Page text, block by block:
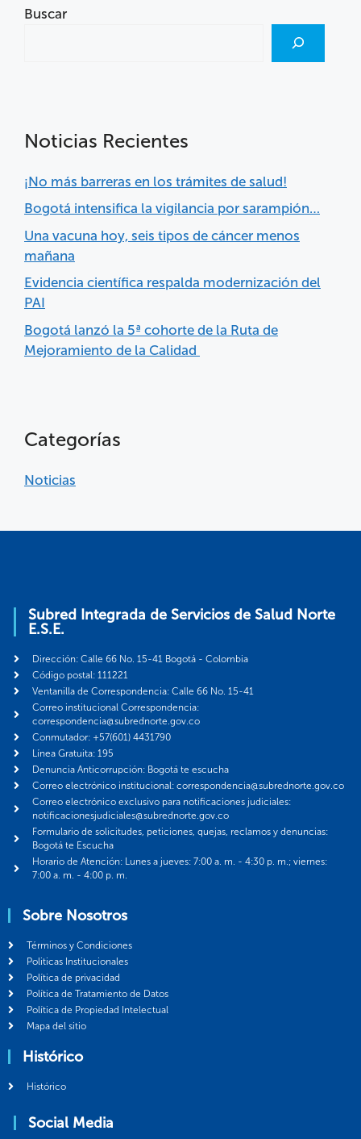
Buscar
Noticias Recientes
¡No más barreras en los trámites de salud!
Bogotá intensifica la vigilancia por sarampión…
Una vacuna hoy, seis tipos de cáncer menos
mañana
Evidencia científica respalda modernización del
PAI
Bogotá lanzó la 5ª cohorte de la Ruta de
Mejoramiento de la Calidad
Categorías
Noticias
Subred Integrada de Servicios de Salud Norte
E.S.E.
Dirección: Calle 66 No. 15-41 Bogotá - Colombia
Código postal: 111221
Ventanilla de Correspondencia: Calle 66 No. 15-41
Correo institucional Correspondencia:
correspondencia@subrednorte.gov.co
Conmutador: +57(601) 4431790
Línea Gratuita: 195
Denuncia Anticorrupción: Bogotá te escucha
Correo electrónico institucional: correspondencia@subrednorte.gov.co
Correo electrónico exclusivo para notificaciones judiciales:
notificacionesjudiciales@subrednorte.gov.co
Formulario de solicitudes, peticiones, quejas, reclamos y denuncias:
Bogotá te Escucha
Horario de Atención: Lunes a jueves: 7:00 a. m. - 4:30 p. m.; viernes:
7:00 a. m. - 4:00 p. m.
Sobre Nosotros
Términos y Condiciones
Politicas Institucionales
Política de privacidad
Política de Tratamiento de Datos
Política de Propiedad Intelectual
Mapa del sitio
Histórico
Histórico
Social Media